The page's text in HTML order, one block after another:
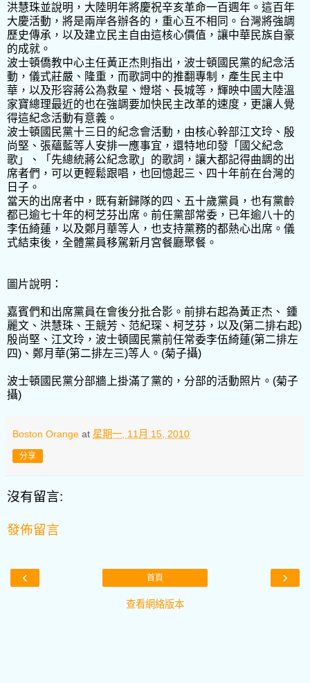
洪慧珠並說明，大陸明年將慶祝辛亥革命一百週年。這百年
大慶活動，將是兩岸各辦各的，重心互不相同。台灣將強調
歷史傳承，以及建立民主自由這核心價值，讓中華民族自豪
的成就。
波士頓僑教中心主任黃正杰則指出，波士頓國民黨的紀念活
動，儀式莊嚴、隆重，而歌詞中的推翻專制，產生民主中
華，以及形容蔣公為救星、燈塔、長城等，輝映中國大陸溫
家寶總理最近的也在強調要加快民主改革的速度，更讓人覺
得這紀念活動有意義。
波士頓國民黨十三日的紀念會活動，由核心幹部江文玲、殷
尚堅、張蘊藍等人安排一應事宜，還特地印發「國父紀念
歌」、「先總統蔣公紀念歌」的歌詞，讓大都記得曲調的出
席者們，可以更輕鬆跟唱，也回憶起三、四十年前在台灣的
日子。
當天的出席者中，既有新歸隊的四、五十歲黨員，也有黨齡
都已逾七十年的柯芝芬出席。前任黨部常委，已年逾八十的
李伍綺蓮，以及鄭月華等人，也支持黨務的都熱心出席。儀
式結束後，全體黨員移駕新月宮餐廳聚餐。
圖片說明：
嘉賓們和出席黨員在會後分批合影。前排右起為黃正杰、 鍾
麗文、洪慧珠、王競芳、范紀琛、柯芝芬，以及(第二排右起)
殷尚堅、江文玲，波士頓國民黨前任常委李伍綺蓮(第二排左
四)、鄭月華(第二排左三)等人。(菊子攝)
波士頓國民黨分部牆上掛滿了黨的，分部的活動照片。(菊子
攝)
Boston Orange at 星期一, 11月 15, 2010
分享
沒有留言:
發佈留言
‹ ›
首頁
查看網絡版本